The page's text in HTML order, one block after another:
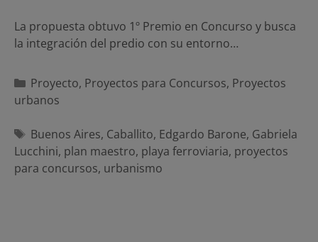
La propuesta obtuvo 1º Premio en Concurso y busca
la integración del predio con su entorno…
Categorías
Proyecto, Proyectos para Concursos, Proyectos
urbanos
Etiquetas
Buenos Aires, Caballito, Edgardo Barone, Gabriela
Lucchini, plan maestro, playa ferroviaria, proyectos
para concursos, urbanismo